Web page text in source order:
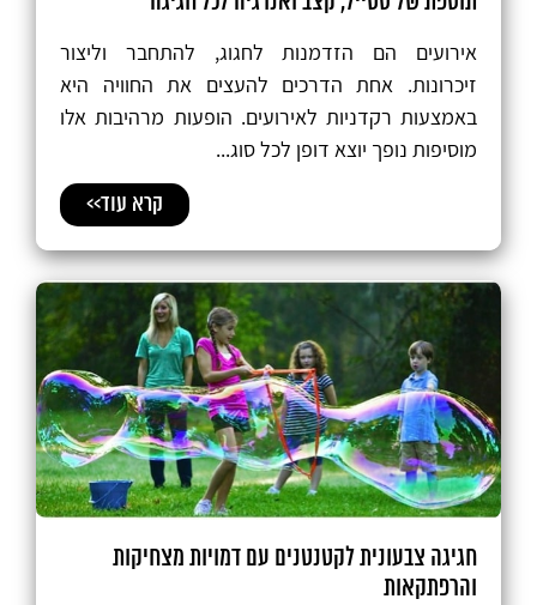
אירועים הם הזדמנות לחגוג, להתחבר וליצור
זיכרונות. אחת הדרכים להעצים את החוויה היא
באמצעות רקדניות לאירועים. הופעות מרהיבות אלו
מוסיפות נופך יוצא דופן לכל סוג...
קרא עוד>>
חגיגה צבעונית לקטנטנים עם דמויות מצחיקות
והרפתקאות